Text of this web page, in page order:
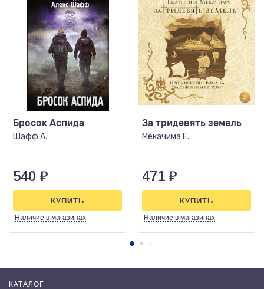
Бросок Аспида
Шафф А.
540 ₽
Наличие в магазинах
КУПИТЬ
За тридевять земель
Мекачима Е.
471 ₽
Наличие в магазинах
КУПИТЬ
КАТАЛОГ